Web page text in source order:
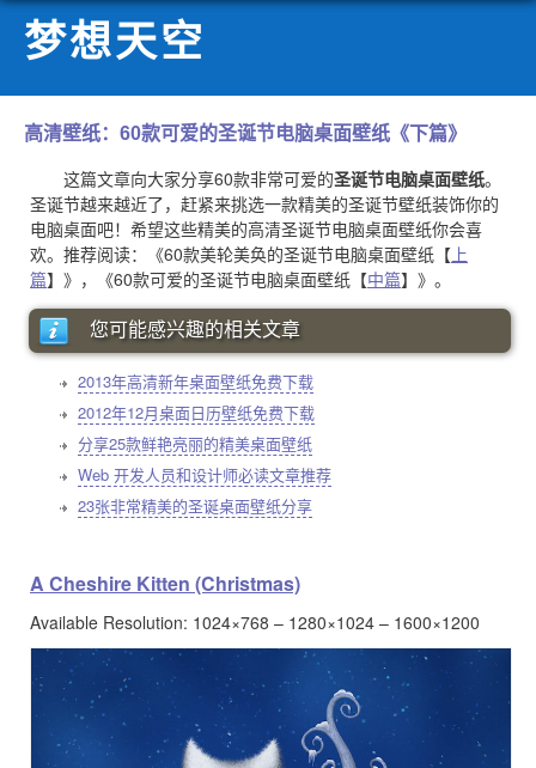
梦想天空
高清壁纸：60款可爱的圣诞节电脑桌面壁纸《下篇》
这篇文章向大家分享60款非常可爱的圣诞节电脑桌面壁纸。
圣诞节越来越近了，赶紧来挑选一款精美的圣诞节壁纸装饰你的
电脑桌面吧！希望这些精美的高清圣诞节电脑桌面壁纸你会喜
欢。推荐阅读：《60款美轮美奂的圣诞节电脑桌面壁纸【 上
篇】》，《60款可爱的圣诞节电脑桌面壁纸【中篇】》。
您可能感兴趣的相关文章
2013年高清新年桌面壁纸免费下载
2012年12月桌面日历壁纸免费下载
分享25款鲜艳亮丽的精美桌面壁纸
Web 开发人员和设计师必读文章推荐
23张非常精美的圣诞桌面壁纸分享
A Cheshire Kitten (Christmas)
Available Resolution: 1024×768 – 1280×1024 – 1600×1200